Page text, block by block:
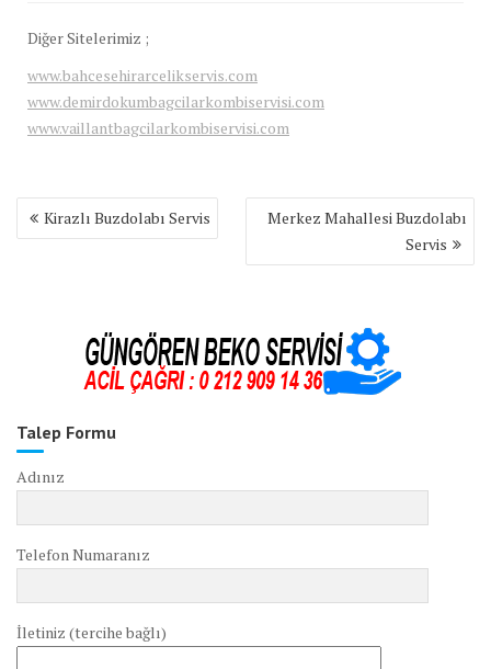
Diğer Sitelerimiz ;
www.bahcesehirarcelikservis.com
www.demirdokumbagcilarkombiservisi.com
www.vaillantbagcilarkombiservisi.com
Yazı
gezinmesi
Kirazlı Buzdolabı Servis
Merkez Mahallesi Buzdolabı
Servis
Talep Formu
Adınız
Telefon Numaranız
İletiniz (tercihe bağlı)